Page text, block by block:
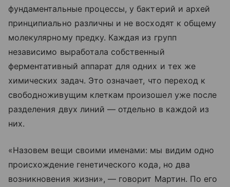
фундаментальные процессы, у бактерий и архей
принципиально различны и не восходят к общему
молекулярному предку. Каждая из групп
независимо выработала собственный
ферментативный аппарат для одних и тех же
химических задач. Это означает, что переход к
свободноживущим клеткам произошел уже после
разделения двух линий — отдельно в каждой из
них.
«Назовем вещи своими именами: мы видим одно
происхождение генетического кода, но два
возникновения жизни», — говорит Мартин. По его